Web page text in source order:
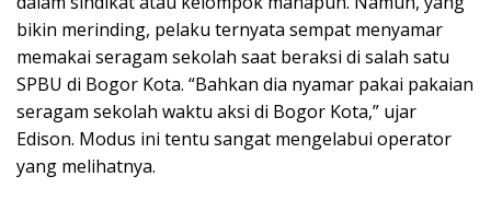
bikin merinding, pelaku ternyata sempat menyamar
memakai seragam sekolah saat beraksi di salah satu
SPBU di Bogor Kota. “Bahkan dia nyamar pakai pakaian
seragam sekolah waktu aksi di Bogor Kota,” ujar
Edison. Modus ini tentu sangat mengelabui operator
yang melihatnya.